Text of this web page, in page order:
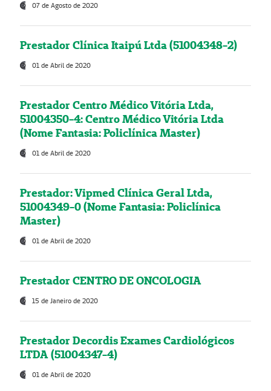
07 de Agosto de 2020
Prestador Clínica Itaipú Ltda (51004348-2)
01 de Abril de 2020
Prestador Centro Médico Vitória Ltda,
51004350-4: Centro Médico Vitória Ltda
(Nome Fantasia: Policlínica Master)
01 de Abril de 2020
Prestador: Vipmed Clínica Geral Ltda,
51004349-0 (Nome Fantasia: Policlínica
Master)
01 de Abril de 2020
Prestador CENTRO DE ONCOLOGIA
15 de Janeiro de 2020
Prestador Decordis Exames Cardiológicos
LTDA (51004347-4)
01 de Abril de 2020